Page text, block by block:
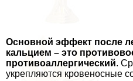
Основной эффект после
кальцием – это
противоаллергический.
укрепляются кровеносные